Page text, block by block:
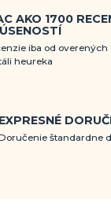
AKO 1700
iba od
heureka
EXPRESNÉ
štandardne